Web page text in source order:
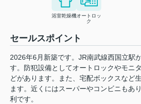
浴室乾燥機オートロッ
ク
セールスポイント
2026年6月新築です。JR南武線西国立駅
す。防犯設備としてオートロックやモニ
どがあります。また、宅配ボックスなど
ます。近くにはスーパーやコンビニもあ
利です。